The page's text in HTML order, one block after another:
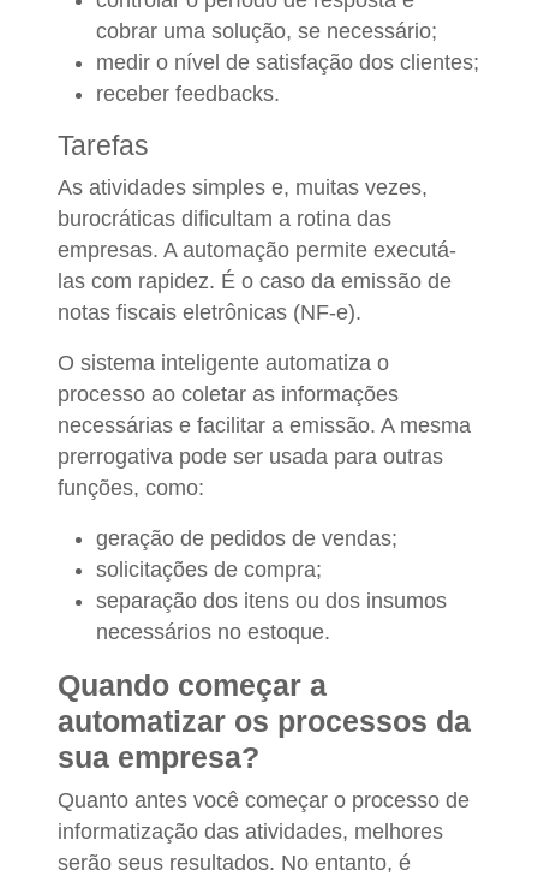
cobrar uma solução, se necessário;
medir o nível de satisfação dos clientes;
receber feedbacks.
Tarefas
As atividades simples e, muitas vezes,
burocráticas dificultam a rotina das
empresas. A automação permite executá-
las com rapidez. É o caso da emissão de
notas fiscais eletrônicas (NF-e).
O sistema inteligente automatiza o
processo ao coletar as informações
necessárias e facilitar a emissão. A mesma
prerrogativa pode ser usada para outras
funções, como:
geração de pedidos de vendas;
solicitações de compra;
separação dos itens ou dos insumos
necessários no estoque.
Quando começar a
automatizar os processos da
sua empresa?
Quanto antes você começar o processo de
informatização das atividades, melhores
serão seus resultados. No entanto, é